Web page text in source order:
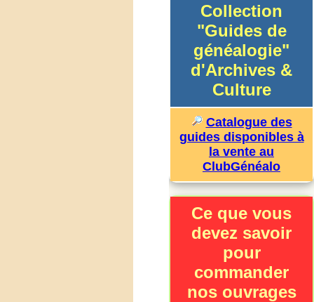
Collection
"Guides de
généalogie"
d'Archives &
Culture
Catalogue des
guides disponibles à
la vente au
ClubGénéalo
Ce que vous
devez savoir
pour
commander
nos ouvrages